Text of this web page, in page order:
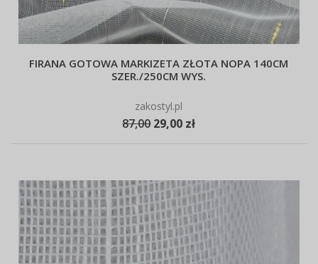
FIRANA GOTOWA MARKIZETA ZŁOTA NOPA 140CM
SZER./250CM WYS.
zakostyl.pl
87,00 29,00 zł